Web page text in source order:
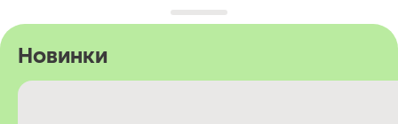
Новинки